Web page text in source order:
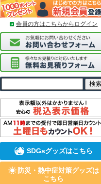
会員の方はこちらからログイン
SDGsグッズはこちら
防災・熱中症対策グッズは
こちら